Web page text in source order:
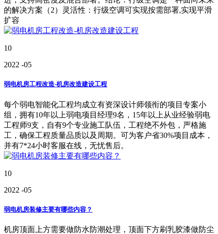
的解决方案（2）灵活性：行级空调可实现按需部署,实现平滑
扩容
10
2022 -05
弱电机房工程改造-机房改造建设工程
每个弱电智能化工程均成立有资深设计师领衔的项目专案小
组，拥有10年以上弱电项目经理9名，15年以上从业经验弱电
工程师9支，自有9个专业施工队伍，工程绝不外包，严格施
工，确保工程质量品质以及周期。可为客户省30%项目成本，
并有7*24小时客服在线，无忧售后。
10
2022 -05
弱电机房装修主要有哪些内容？
机房顶面上方需要做防水防潮处理，顶面下方刷乳胶漆做防尘